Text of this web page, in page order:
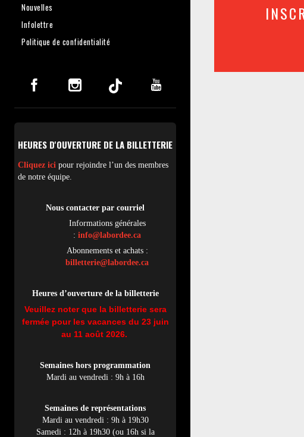
Nouvelles
Infolettre
Politique de confidentialité
HEURES D'OUVERTURE DE LA BILLETTERIE
Cliquez ici pour rejoindre l’un des membres
de notre équipe.
Nous contacter par courriel
Informations générales
: info@labordee.ca
Abonnements et achats :
billetterie@labordee.ca
Heures d’ouverture de la billetterie
Veuillez noter que la billetterie sera
fermée pour les vacances du 23 juin
au 11 août 2026.
Semaines hors programmation
Mardi au vendredi : 9h à 16h
Semaines de représentations
Mardi au vendredi : 9h à 19h30
Samedi : 12h à 19h30 (ou 16h si la